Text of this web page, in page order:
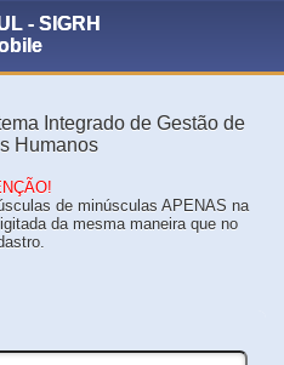
- SIGRH
Integrado de Gestão de
Humanos
de minúsculas APENAS na
da mesma maneira que no